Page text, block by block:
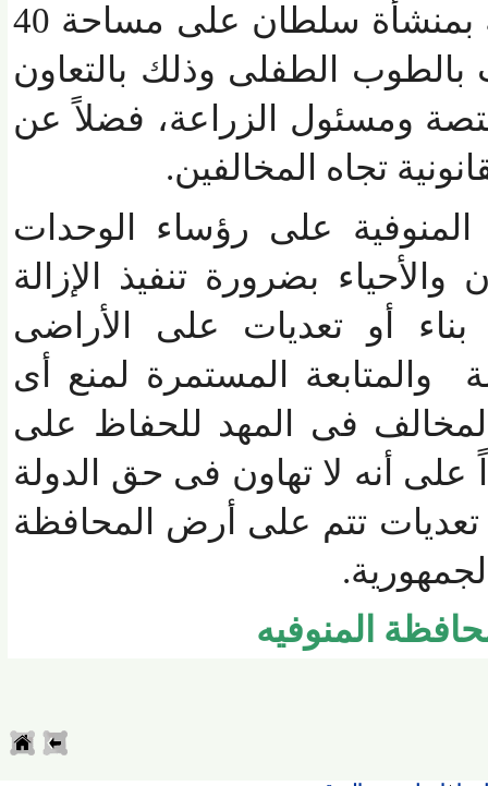
غمرين بالوحدة المحلية بمنشأة سلطان على مساحة 40
الطفلى وذلك بالتعاون
ومسئول الزراعة، فضلاً عن
تجاه المخالفين.
على رؤساء الوحدات
بضرورة تنفيذ الإزالة
أو تعديات على الأراضى
المستمرة لمنع أى
فى المهد للحفاظ على
أنه لا تهاون فى حق الدولة
تتم على أرض المحافظة
المنوفيه